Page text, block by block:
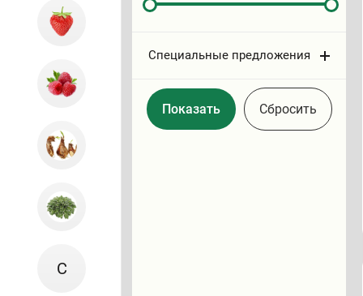
С
Специальные предложения
Cбросить